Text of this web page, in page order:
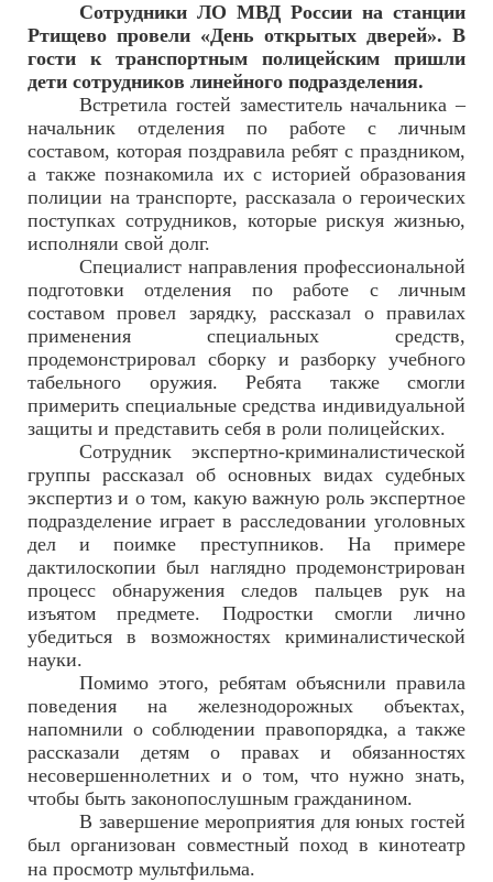
КОНТАКТЫСотрудники ЛО МВД России на станции
Ртищево провели «День открытых дверей». В
гости к транспортным полицейским пришли
дети сотрудников линейного подразделения.
Встретила гостей заместитель начальника –
начальник отделения по работе с личным
составом, которая поздравила ребят с праздником,
а также познакомила их с историей образования
полиции на транспорте, рассказала о героических
поступках сотрудников, которые рискуя жизнью,
исполняли свой долг.
Специалист направления профессиональной
подготовки отделения по работе с личным
составом провел зарядку, рассказал о правилах
применения специальных средств,
продемонстрировал сборку и разборку учебного
табельного оружия. Ребята также смогли
примерить специальные средства индивидуальной
защиты и представить себя в роли полицейских.
Сотрудник экспертно-криминалистической
группы рассказал об основных видах судебных
экспертиз и о том, какую важную роль экспертное
подразделение играет в расследовании уголовных
дел и поимке преступников. На примере
дактилоскопии был наглядно продемонстрирован
процесс обнаружения следов пальцев рук на
изъятом предмете. Подростки смогли лично
убедиться в возможностях криминалистической
науки.
Помимо этого, ребятам объяснили правила
поведения на железнодорожных объектах,
напомнили о соблюдении правопорядка, а также
рассказали детям о правах и обязанностях
несовершеннолетних и о том, что нужно знать,
чтобы быть законопослушным гражданином.
В завершение мероприятия для юных гостей
был организован совместный поход в кинотеатр
на просмотр мультфильма.